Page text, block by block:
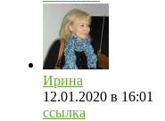
Ирина
12.01.2020 в 16:01
ссылка